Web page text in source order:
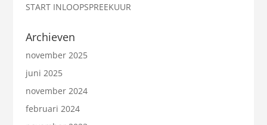
START INLOOPSPREEKUUR
Archieven
november 2025
juni 2025
november 2024
februari 2024